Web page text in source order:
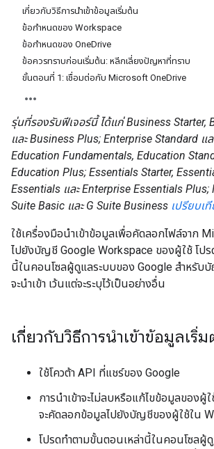
เกี่ยวกับวิธีการนำเข้าข้อมูลเริ่มต้น
ข้อกำหนดของ Workspace
ข้อกำหนดของ OneDrive
ข้อควรทราบก่อนเริ่มต้น: หลีกเลี่ยงปัญหาที่ทราบ
ขั้นตอนที่ 1: เชื่อมต่อกับ Microsoft OneDrive
รุ่นที่รองรับฟีเจอร์นี้ ได้แก่ Business Starter,
และ Business Plus; Enterprise Standard แ
Education Fundamentals, Education
Education Plus; Essentials Starter,
Essentials และ Enterprise Essentials Plus;
Suite Basic และ G Suite Business เปรียบเ
ใช้เครื่องมือนำเข้าข้อมูลเพื่อคัดลอกไฟล์จาก
ไปยังบัญชี Google Workspace ของผู้ใช้ โปร
นี้ในคอนโซลผู้ดูแลระบบของ Google สำหรับ
จะนำเข้า เว้นแต่จะระบุไว้เป็นอย่างอื่น
เกี่ยวกับวิธีการนำเข้าข้อมูลเริ่
ใช้โควต้า API ที่แชร์ของ Google
การนำเข้าจะไม่ลบหรือแก้ไขข้อมูลของผู้
จะคัดลอกข้อมูลไปยังบัญชีของผู้ใช้ใน
โปรดทำตามขั้นตอนเหล่านี้ในคอนโซลผู้